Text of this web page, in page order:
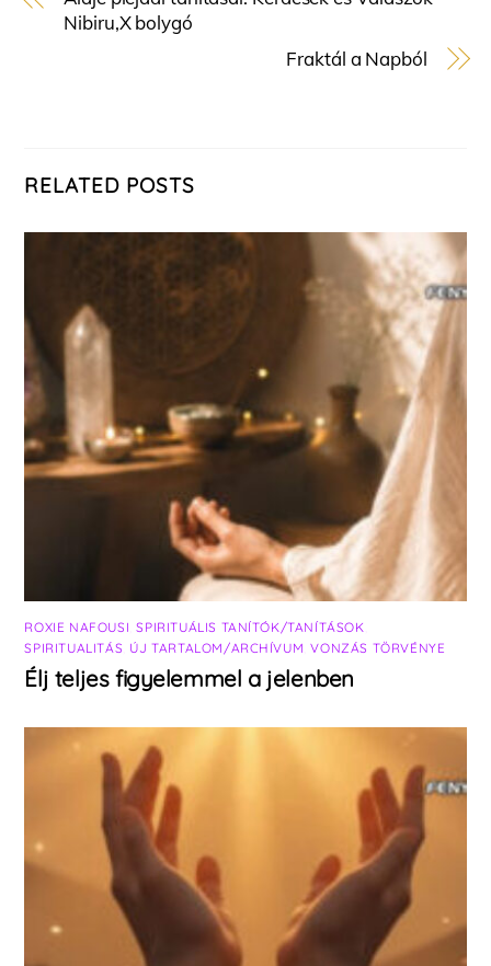
Nibiru,X bolygó
Fraktál a Napból
RELATED POSTS
ROXIE NAFOUSI ,SPIRITUÁLIS TANÍTÓK/TANÍTÁSOK
SPIRITUALITÁS ÚJ TARTALOM/ARCHÍVUM ,VONZÁS TÖRVÉNYE
Élj teljes figyelemmel a jelenben